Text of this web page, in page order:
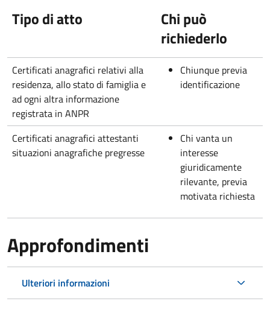
Tipo di atto
Chi può
richiederlo
Certificati anagrafici relativi alla
residenza, allo stato di famiglia e
ad ogni altra informazione
registrata in ANPR
Chiunque previa
identificazione
Certificati anagrafici attestanti
situazioni anagrafiche pregresse
Chi vanta un
interesse
giuridicamente
rilevante, previa
motivata richiesta
Approfondimenti
Ulteriori informazioni